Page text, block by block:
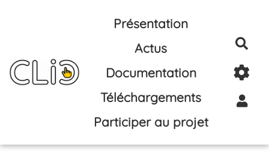
Aller au contenu principal
Présentation
Actus
Documentation
Téléchargements
Participer au projet